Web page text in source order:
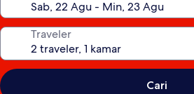
Traveler
Cari